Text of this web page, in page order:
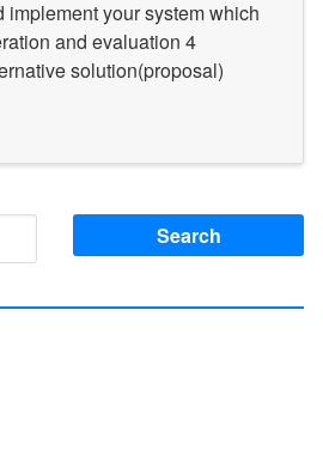
implement your system which
and evaluation 4
solution(proposal)